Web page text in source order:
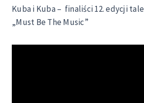
Kuba i Kuba – finaliści 12. edycji
„Must Be The Music”